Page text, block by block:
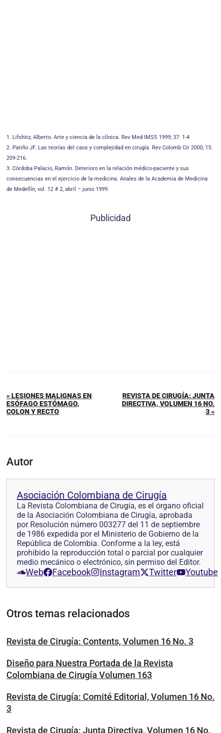
1. Lifshitz, Alberto. Arte y ciencia de la clínica. Rev Med IMSS 1999; 37: 1-4
2. Patiño JF. Las teorías del caos y complejidad en cirugía. Rev Colomb Cir 2000; 15:
209-216.
3. Córdoba Palacio, Ramón. Deterioro en la relación médico-paciente y sus
consecuencias en el ejercicio de la medicina. Anales de la Academia de Medicina
de Medellín, vol. 12 # 2, abril – junio 1999.
Publicidad
« LESIONES MALIGNAS EN
ESÓFAGO ESTÓMAGO,
COLON Y RECTO
REVISTA DE CIRUGÍA: JUNTA
DIRECTIVA, VOLUMEN 16 NO.
3 »
Autor
Asociación Colombiana de Cirugía
La Revista Colombiana de Cirugía, es el órgano oficial
de la Asociación Colombiana de Cirugía, aprobada
por Resolución número 003277 del 11 de septiembre
de 1986 expedida por el Ministerio de Gobierno de la
República de Colombia. Conforme a la ley, está
prohibido la reproducción total o parcial por cualquier
medio mecánico o electrónico, sin permiso del Editor.
Web Facebook Instagram Twitter Youtube
Otros temas relacionados
Revista de Cirugía: Contents, Volumen 16 No. 3
Diseño para Nuestra Portada de la Revista
Colombiana de Cirugía Volumen 163
Revista de Cirugía: Comité Editorial, Volumen 16 No.
3
Revista de Cirugía: Junta Directiva, Volumen 16 No.